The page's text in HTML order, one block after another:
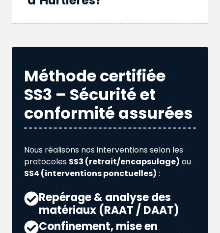
Méthode certifiée
SS3 – Sécurité et
conformité assurées
Nous réalisons nos interventions selon les
protocoles SS3 (retrait/encapsulage) ou
SS4 (interventions ponctuelles) :
Repérage & analyse des
matériaux (RAAT / DAAT)
Confinement, mise en